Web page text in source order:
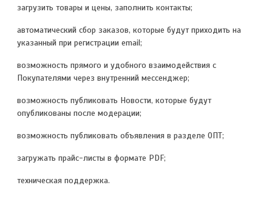
загрузить товары и цены, заполнить контакты;
автоматический сбор заказов, которые будут приходить на
указанный при регистрации email;
возможность прямого и удобного взаимодействия с
Покупателями через внутренний мессенджер;
возможность публиковать Новости, которые будут
опубликованы после модерации;
возможность публиковать объявления в разделе ОПТ;
загружать прайс-листы в формате PDF;
техническая поддержка.